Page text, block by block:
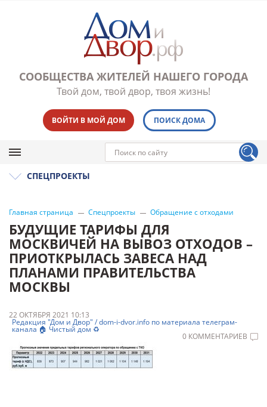
СООБЩЕСТВА ЖИТЕЛЕЙ НАШЕГО ГОРОДА
Твой дом, твой двор, твоя жизнь!
ВОЙТИ В МОЙ ДОМ ПОИСК ДОМА
СПЕЦПРОЕКТЫ
Главная страница Спецпроекты Обращение с отходами
БУДУЩИЕ ТАРИФЫ ДЛЯ
МОСКВИЧЕЙ НА ВЫВОЗ ОТХОДОВ –
ПРИОТКРЫЛАСЬ ЗАВЕСА НАД
ПЛАНАМИ ПРАВИТЕЛЬСТВА
МОСКВЫ
22 ОКТЯБРЯ 2021 10:13
Редакция "Дом и Двор" / dom-i-dvor.info по материала телеграм-
канала 🏠 Чистый дом ♻️
0 КОММЕНТАРИЕВ